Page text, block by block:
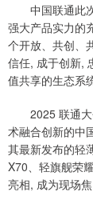
中国联通此次
强大产品实力的
个开放、共创、
信任, 成于创新,
值共享的生态系
2025 联通大
术融合创新的中
其最新发布的轻
X70、轻旗舰荣
亮相, 成为现场焦